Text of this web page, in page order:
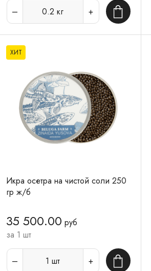
0.2 кг В корзину
ХИТ
Икра осетра на чистой соли 250
гр ж/б
35 500.00 руб
за 1 шт
1 шт В корзину